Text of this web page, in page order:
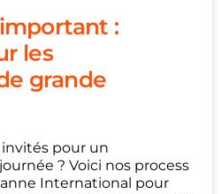
:
les
grande
pour un
? Voici nos process
International pour